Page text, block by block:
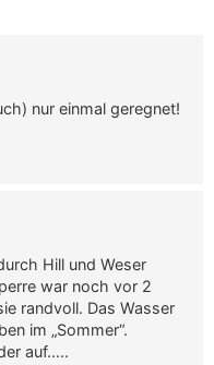
nur einmal geregnet!
Hill und Weser
war noch vor 2
randvoll. Das Wasser
im „Sommer“.
auf…..